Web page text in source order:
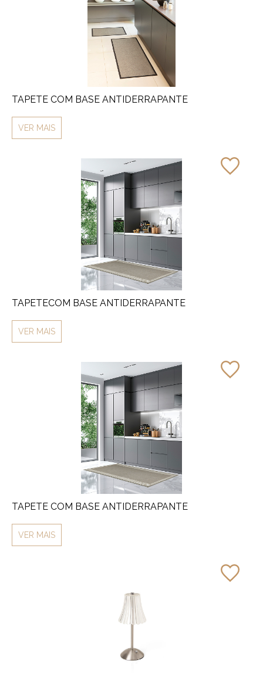
TAPETE COM BASE ANTIDERRAPANTE
VER MAIS
TAPETECOM BASE ANTIDERRAPANTE
VER MAIS
TAPETE COM BASE ANTIDERRAPANTE
VER MAIS